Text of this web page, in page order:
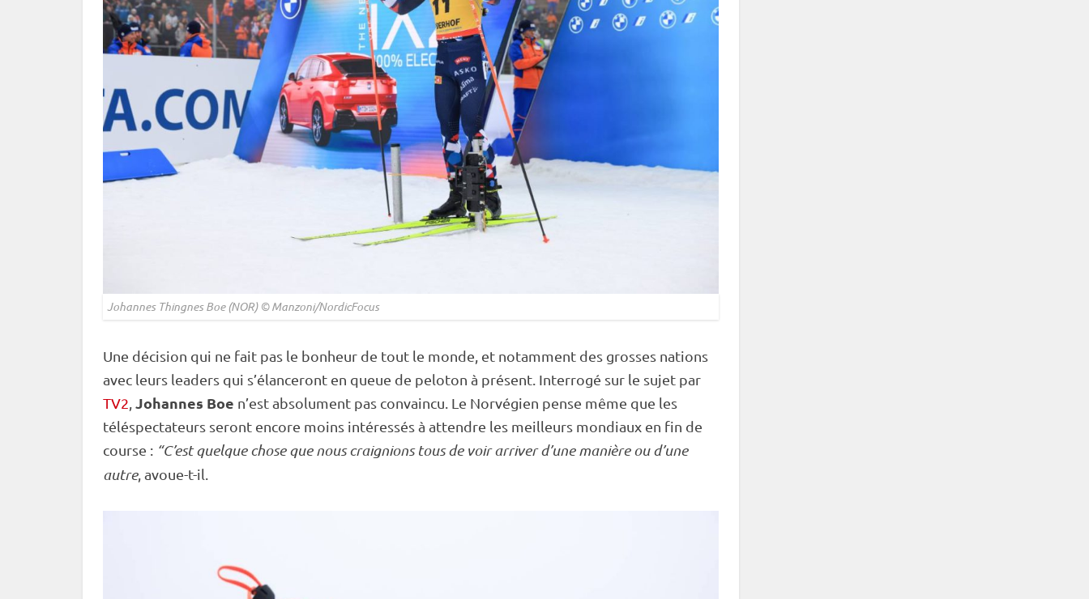
Johannes Thingnes Boe (NOR) © Manzoni/NordicFocus
Une décision qui ne fait pas le bonheur de tout le monde, et notamment des grosses nations
avec leurs leaders qui s’élanceront en queue de peloton à présent. Interrogé sur le sujet par
TV2 Johannes Boe n’est absolument pas convaincu. Le Norvégien pense même que les
téléspectateurs seront encore moins intéressés à attendre les meilleurs mondiaux en fin de
course : “C’est quelque chose que nous craignions tous de voir arriver d’une manière ou d’une
autre, avoue-t-il.